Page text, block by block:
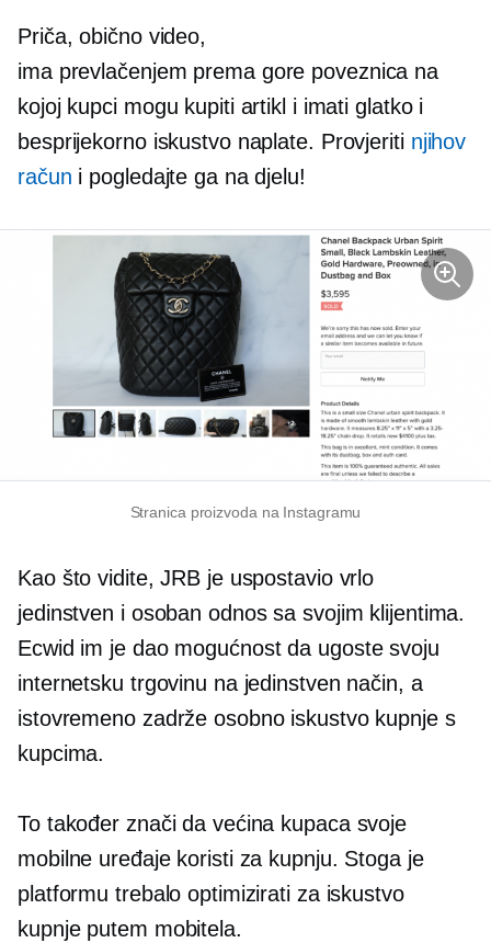
Priča, obično video,
ima prevlačenjem prema gore poveznica na
kojoj kupci mogu kupiti artikl i imati glatko i
besprijekorno iskustvo naplate. Provjeriti njihov
račun i pogledajte ga na djelu!
Stranica proizvoda na Instagramu
Kao što vidite, JRB je uspostavio vrlo
jedinstven i osoban odnos sa svojim klijentima.
Ecwid im je dao mogućnost da ugoste svoju
internetsku trgovinu na jedinstven način, a
istovremeno zadrže osobno iskustvo kupnje s
kupcima.
To također znači da većina kupaca svoje
mobilne uređaje koristi za kupnju. Stoga je
platformu trebalo optimizirati za iskustvo
kupnje putem mobitela.